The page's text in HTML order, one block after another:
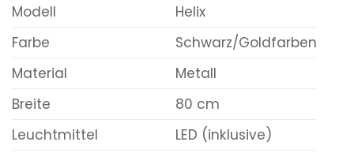
Modell
Helix
Farbe
Schwarz/Goldfarben
Material
Metall
Breite
80 cm
Leuchtmittel
LED (inklusive)